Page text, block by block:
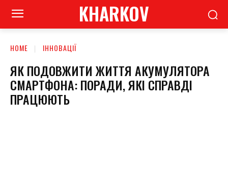
KHARKOV
HOME ІННОВАЦІЇ
ЯК ПОДОВЖИТИ ЖИТТЯ АКУМУЛЯТОРА
СМАРТФОНА: ПОРАДИ, ЯКІ СПРАВДІ
ПРАЦЮЮТЬ